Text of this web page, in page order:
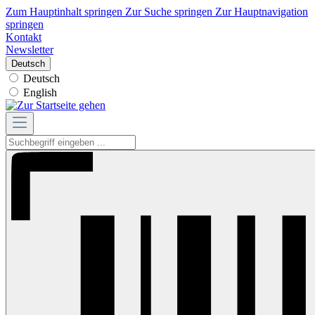
Zum Hauptinhalt springen Zur Suche springen Zur Hauptnavigation
springen
Kontakt
Newsletter
Deutsch
Deutsch
English